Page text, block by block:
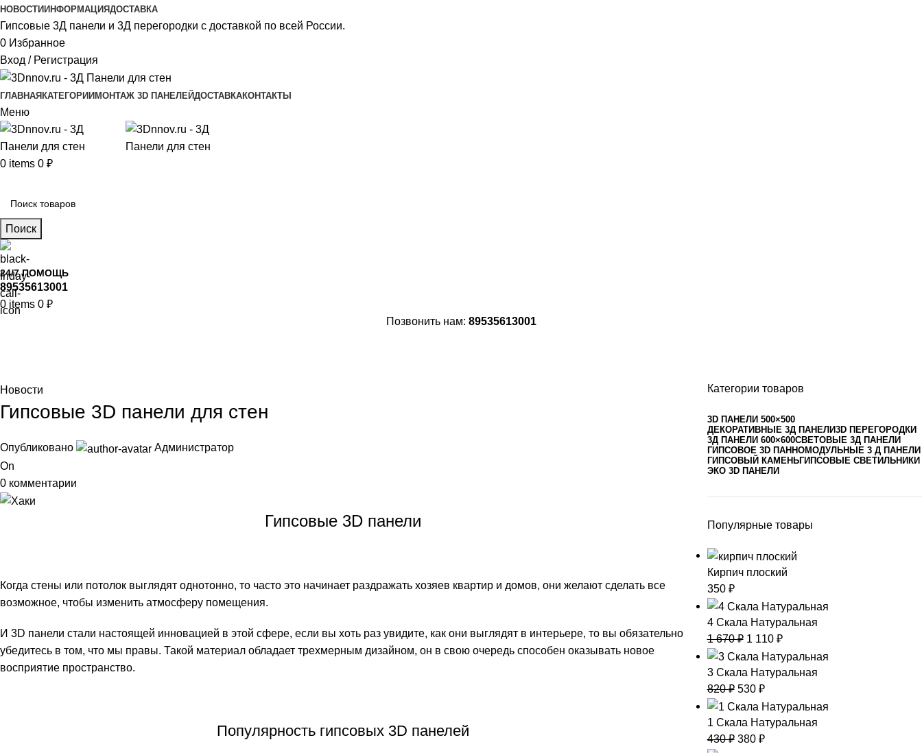
НОВОСТИ ИНФОРМАЦИЯДОСТАВКА
Гипсовые 3Д панели и 3Д перегородки с доставкой по всей России.
0 Избранное
Вход / Регистрация
ГЛАВНАЯ КАТЕГОРИИ МОНТАЖ 3D ПАНЕЛЕЙДОСТАВКАКОНТАКТЫ
Меню
0 items 0 ₽
Поиск
24/7 ПОМОЩЬ
89535613001
0 items 0 ₽
Позвонить нам: 89535613001
Новости
Гипсовые 3D панели для стен
Опубликовано
Администратор
On
0 комментарии
Гипсовые 3D панели
Когда стены или потолок выглядят однотонно, то часто это начинает раздражать хозяев квартир и домов, они желают сделать все
возможное, чтобы изменить атмосферу помещения.
И 3D панели стали настоящей инновацией в этой сфере, если вы хоть раз увидите, как они выглядят в интерьере, то вы обязательно
убедитесь в том, что мы правы. Такой материал обладает трехмерным дизайном, он в свою очередь способен оказывать новое
восприятие пространство.
Популярность гипсовых 3D панелей
Категории товаров
3D ПАНЕЛИ 500×500
ДЕКОРАТИВНЫЕ 3Д ПАНЕЛИ3D ПЕРЕГОРОДКИ
3Д ПАНЕЛИ 600×600СВЕТОВЫЕ 3Д ПАНЕЛИ
ГИПСОВОЕ 3D ПАННОМОДУЛЬНЫЕ 3 Д ПАНЕЛИ
ГИПСОВЫЙ КАМЕНЬГИПСОВЫЕ СВЕТИЛЬНИКИ
ЭКО 3D ПАНЕЛИ
Популярные товары
Кирпич плоский
350 ₽
4 Скала Натуральная
1 670₽ 1 110 ₽
3 Скала Натуральная
820₽ 530 ₽
1 Скала Натуральная
430₽ 380 ₽